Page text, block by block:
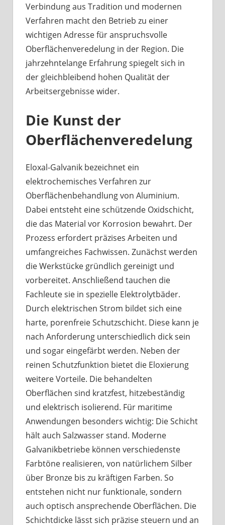
Verbindung aus Tradition und modernen
Verfahren macht den Betrieb zu einer
wichtigen Adresse für anspruchsvolle
Oberflächenveredelung in der Region. Die
jahrzehntelange Erfahrung spiegelt sich in
der gleichbleibend hohen Qualität der
Arbeitsergebnisse wider.
Die Kunst der
Oberflächenveredelung
Eloxal-Galvanik bezeichnet ein
elektrochemisches Verfahren zur
Oberflächenbehandlung von Aluminium.
Dabei entsteht eine schützende Oxidschicht,
die das Material vor Korrosion bewahrt. Der
Prozess erfordert präzises Arbeiten und
umfangreiches Fachwissen. Zunächst werden
die Werkstücke gründlich gereinigt und
vorbereitet. Anschließend tauchen die
Fachleute sie in spezielle Elektrolytbäder.
Durch elektrischen Strom bildet sich eine
harte, porenfreie Schutzschicht. Diese kann je
nach Anforderung unterschiedlich dick sein
und sogar eingefärbt werden. Neben der
reinen Schutzfunktion bietet die Eloxierung
weitere Vorteile. Die behandelten
Oberflächen sind kratzfest, hitzebeständig
und elektrisch isolierend. Für maritime
Anwendungen besonders wichtig: Die Schicht
hält auch Salzwasser stand. Moderne
Galvanikbetriebe können verschiedenste
Farbtöne realisieren, von natürlichem Silber
über Bronze bis zu kräftigen Farben. So
entstehen nicht nur funktionale, sondern
auch optisch ansprechende Oberflächen. Die
Schichtdicke lässt sich präzise steuern und an